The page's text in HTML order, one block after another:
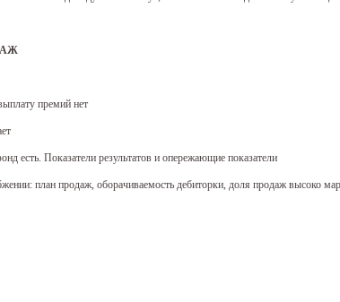
премий нет
есть. Показатели результатов и опережающие показатели
план продаж, оборачиваемость дебиторки, доля продаж высоко